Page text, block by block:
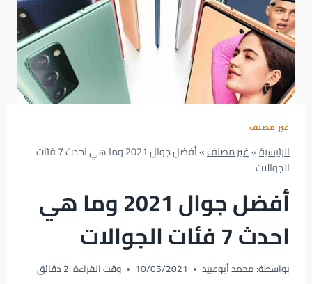
غير مصنف
الرئيسية»غير مصنف»
أفضل جوال 2021 وما هي احدث 7 فئات
الجوالات
أفضل جوال 2021 وما هي
احدث 7 فئات الجوالات
بواسطة:محمد أبوعبيد 10/05/2021 وقت القراءة:2دقائق